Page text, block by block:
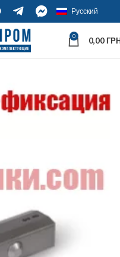
Русский
0 0,00